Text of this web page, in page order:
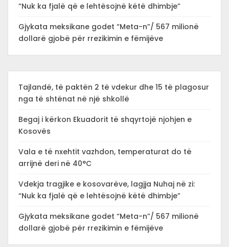
“Nuk ka fjalë që e lehtësojnë këtë dhimbje”
Gjykata meksikane godet “Meta-n”/ 567 milionë
dollarë gjobë për rrezikimin e fëmijëve
Tajlandë, të paktën 2 të vdekur dhe 15 të plagosur
nga të shtënat në një shkollë
Begaj i kërkon Ekuadorit të shqyrtojë njohjen e
Kosovës
Vala e të nxehtit vazhdon, temperaturat do të
arrijnë deri në 40°C
Vdekja tragjike e kosovarëve, lagjja Nuhaj në zi:
“Nuk ka fjalë që e lehtësojnë këtë dhimbje”
Gjykata meksikane godet “Meta-n”/ 567 milionë
dollarë gjobë për rrezikimin e fëmijëve